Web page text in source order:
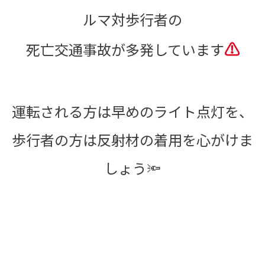
ルマ対歩行者の
死亡交通事故が多発しています⚠
運転される方は早めのライト点灯を、
歩行者の方は反射材の着用を心がけま
しょう🔦